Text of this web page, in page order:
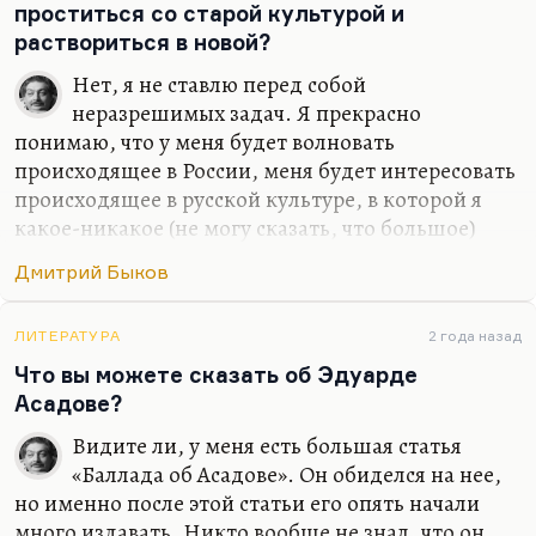
Земную предал неоднократно,
И…
проститься со старой культурой и
раствориться в новой?
Нет, я не ставлю перед собой
неразрешимых задач. Я прекрасно
понимаю, что у меня будет волновать
происходящее в России, меня будет интересовать
происходящее в русской культуре, в которой я
какое-никакое (не могу сказать, что большое)
безусловно. Сужу я об этом прежде всего по
студентов, славистов. Так что нет, я не думал
бросить то, что я там прожил и то, что я там
видел и сделал. Иной вопрос, что писать по-
английски я, конечно, буду. От этого никуда не
денешься. Писание на английском делает речь
более четкой. Переводить с английского я буду
много. Вот «Март» переведу Кунищака, буду
Дмитрий Быков
ЛИТЕРАТУРА 2 года назад
Что вы можете сказать об Эдуарде
Асадове?
Видите ли, у меня есть большая статья
«Баллада об Асадове». Он обиделся на нее,
но именно после этой статьи его опять начали